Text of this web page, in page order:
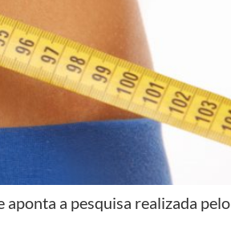
aponta a pesquisa realizada pelo